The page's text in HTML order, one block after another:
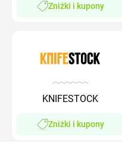
Zniżki i kupony
KNIFESTOCK
Zniżki i kupony